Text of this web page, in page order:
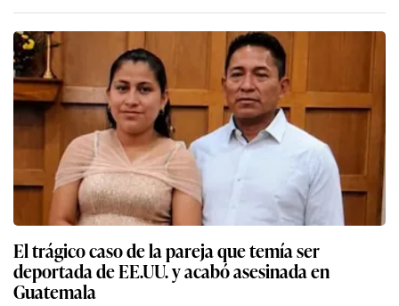
El trágico caso de la pareja que temía ser
deportada de EE.UU. y acabó asesinada en
Guatemala